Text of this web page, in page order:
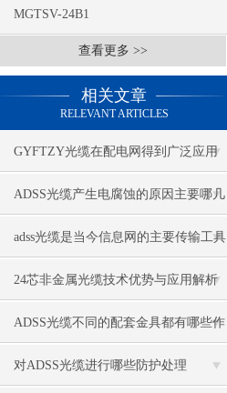
MGTSV-24B1
查看更多 >>
相关文章
RELEVANT ARTICLES
GYFTZY光缆在配电网得到广泛应用
ADSS光缆产生电腐蚀的原因主要哪几
种
adss光缆是当今信息网的主要传输工具
24芯非金属光缆技术优势与应用解析
ADSS光缆不同的配套金具都有哪些作
用
对ADSS光缆进行哪些防护处理